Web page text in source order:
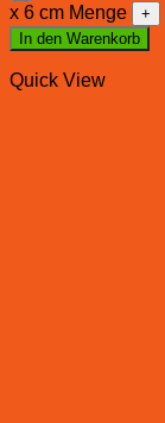
x 6 cm Menge
In den Warenkorb
Quick View